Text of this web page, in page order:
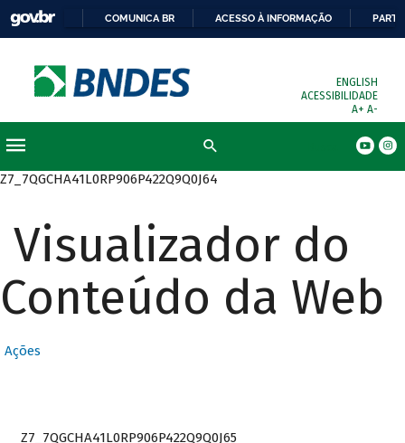
COMUNICA BR ACESSO À INFORMAÇÃO
ENGLISH
ACESSIBILIDADE
A+ A-
Z7_7QGCHA41L0RP906P422Q9Q0J64
Visualizador do
Conteúdo da Web
Ações
Z7_7QGCHA41L0RP906P422Q9Q0J65